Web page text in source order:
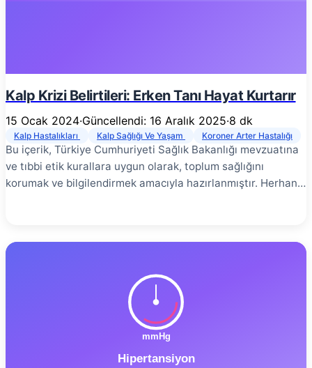
Kalp Krizi Belirtileri: Erken Tanı Hayat Kurtarır
15 Ocak 2024·Güncellendi: 16 Aralık 2025·8 dk
Kalp Hastalıkları Kalp Sağlığı Ve Yaşam Koroner Arter Hastalığı
Bu içerik, Türkiye Cumhuriyeti Sağlık Bakanlığı mevzuatına
ve tıbbi etik kurallara uygun olarak, toplum sağlığını
korumak ve bilgilendirmek amacıyla hazırlanmıştır. Herhangi
kesilmesiyle oluşan ciddi bir durumdur. Her yıl Türkiye’de
önemli bir kısmı hayatını kaybetmektedir. Ancak erken tanı
ve doğru müdahale ile bu ölümlerin büyük çoğunluğu
önlenebilir. Bu yazımda, kalp krizinin ne olduğunu,
belirtilerini nasıl tanıyacağınızı ve hayat kurtarıcı ilk